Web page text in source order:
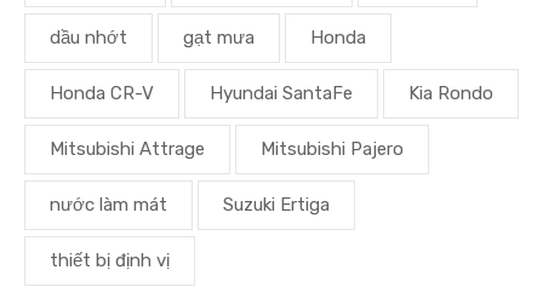
dầu nhớt gạt mưa Honda
Honda CR-V Hyundai SantaFe Kia Rondo
Mitsubishi Attrage Mitsubishi Pajero
nước làm mát Suzuki Ertiga
thiết bị định vị